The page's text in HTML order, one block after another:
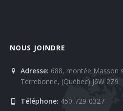
NOUS JOINDRE
Adresse: 688, montée Masson
Terrebonne, (Québec) J6W 2Z9
Téléphone: 450-729-0327